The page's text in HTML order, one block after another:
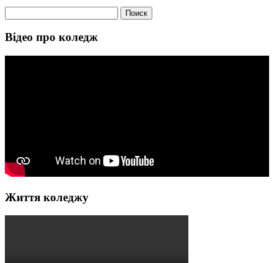
Відео про коледж
Життя коледжу